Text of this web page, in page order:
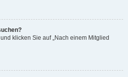
klicken Sie auf „Nach einem Mitglied